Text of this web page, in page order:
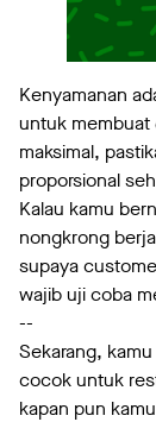
Kenyamanan
untuk membuat
maksimal,
proporsional
Kalau kamu
nongkrong
supaya
wajib uji coba
--
Sekarang,
cocok untuk
kapan pun